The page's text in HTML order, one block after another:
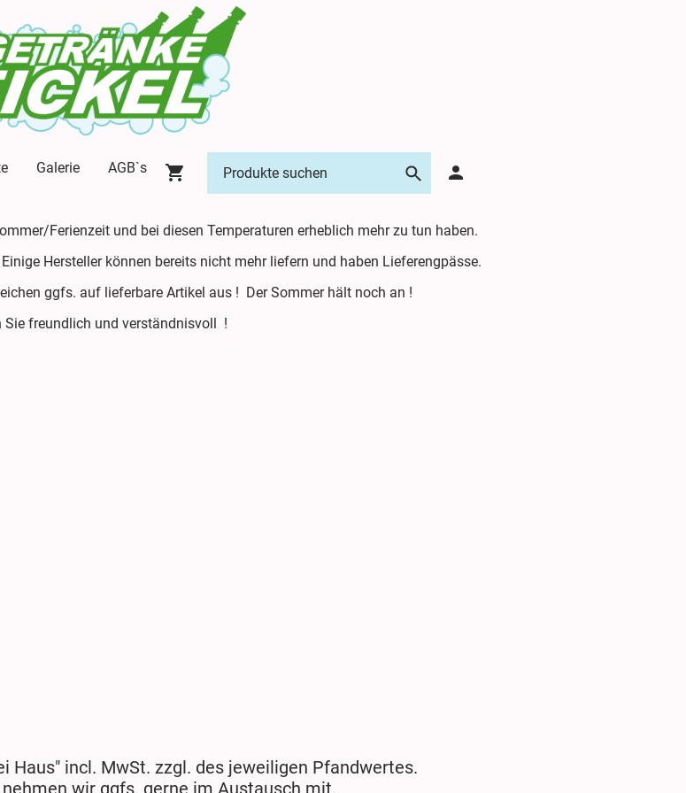
Galerie AGB`s
Ferienzeit und bei diesen Temperaturen erheblich mehr zu tun haben.
Hersteller können bereits nicht mehr liefern und haben Lieferengpässe.
ggfs. auf lieferbare Artikel aus ! Der Sommer hält noch an !
Sie freundlich und verständnisvoll !
Haus" incl. MwSt. zzgl. des jeweiligen Pfandwertes.
wir ggfs. gerne im Austausch mit.